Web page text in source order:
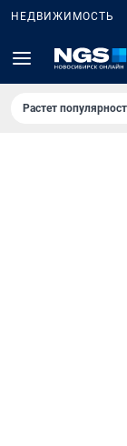
НЕДВИЖИМОСТЬ
Растет